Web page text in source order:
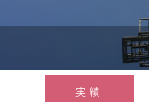
実績